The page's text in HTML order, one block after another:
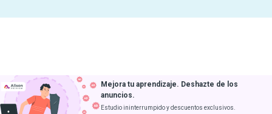
Mejora tu aprendizaje. Deshazte de los
anuncios.
Estudio ininterrumpido y descuentos exclusivos.